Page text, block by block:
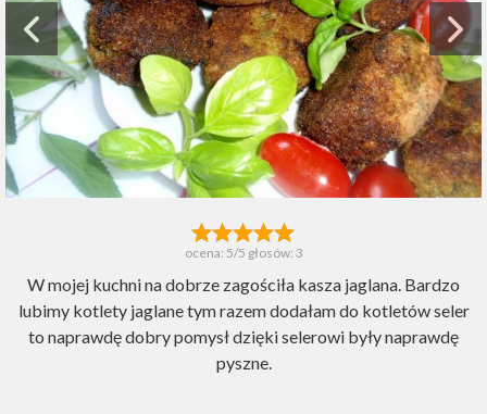
ocena: 5/5 głosów: 3
W mojej kuchni na dobrze zagościła kasza jaglana. Bardzo
lubimy kotlety jaglane tym razem dodałam do kotletów seler
to naprawdę dobry pomysł dzięki selerowi były naprawdę
pyszne.